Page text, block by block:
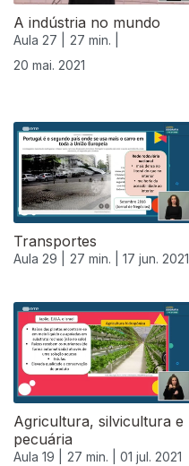
A indústria no mundo
Aula 27 |
27 min. |
20 mai. 2021
Transportes
Aula 29 | 27 min. | 17 jun. 2021
Agricultura, silvicultura e
pecuária
Aula 19 | 27 min. | 01 jul. 2021
556325